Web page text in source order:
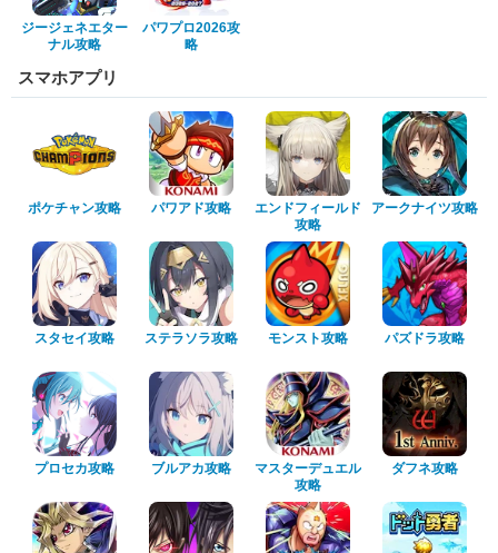
ジージェネエター
ナル攻略
パワプロ2026攻
略
スマホアプリ
ポケチャン攻略 パワアド攻略
エンドフィールド
攻略
アークナイツ攻略
スタセイ攻略 ステラソラ攻略 モンスト攻略 パズドラ攻略
プロセカ攻略 ブルアカ攻略
マスターデュエル
攻略
ダフネ攻略